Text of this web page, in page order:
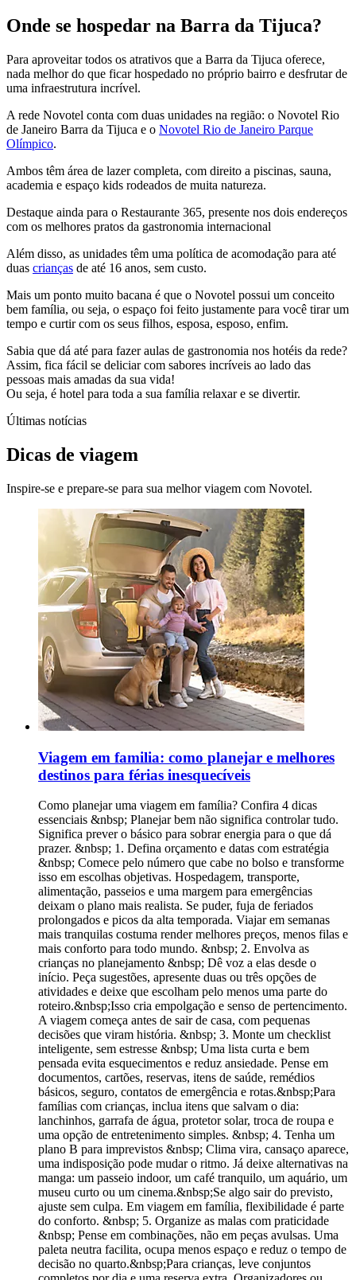
Onde se hospedar na Barra da Tijuca?
Para aproveitar todos os atrativos que a Barra da Tijuca oferece,
nada melhor do que ficar hospedado no próprio bairro e desfrutar de
uma infraestrutura incrível.
A rede Novotel conta com duas unidades na região: o Novotel Rio
de Janeiro Barra da Tijuca e o Novotel Rio de Janeiro Parque
Olímpico.
Ambos têm área de lazer completa, com direito a piscinas, sauna,
academia e espaço kids rodeados de muita natureza.
Destaque ainda para o Restaurante 365, presente nos dois endereços
com os melhores pratos da gastronomia internacional
Além disso, as unidades têm uma política de acomodação para até
duas crianças de até 16 anos, sem custo.
Mais um ponto muito bacana é que o Novotel possui um conceito
bem família, ou seja, o espaço foi feito justamente para você tirar um
tempo e curtir com os seus filhos, esposa, esposo, enfim.
Sabia que dá até para fazer aulas de gastronomia nos hotéis da rede?
Assim, fica fácil se deliciar com sabores incríveis ao lado das
pessoas mais amadas da sua vida!
Ou seja, é hotel para toda a sua família relaxar e se divertir.
Últimas notícias
Dicas de viagem
Inspire-se e prepare-se para sua melhor viagem com Novotel.
Viagem em familia: como planejar e melhores
destinos para férias inesquecíveis
Como planejar uma viagem em família? Confira 4 dicas
essenciais &nbsp; Planejar bem não significa controlar tudo.
Significa prever o básico para sobrar energia para o que dá
prazer. &nbsp; 1. Defina orçamento e datas com estratégia
&nbsp; Comece pelo número que cabe no bolso e transforme
isso em escolhas objetivas. Hospedagem, transporte,
alimentação, passeios e uma margem para emergências
deixam o plano mais realista. Se puder, fuja de feriados
prolongados e picos da alta temporada. Viajar em semanas
mais tranquilas costuma render melhores preços, menos filas e
mais conforto para todo mundo. &nbsp; 2. Envolva as
crianças no planejamento &nbsp; Dê voz a elas desde o
início. Peça sugestões, apresente duas ou três opções de
atividades e deixe que escolham pelo menos uma parte do
roteiro.&nbsp;Isso cria empolgação e senso de pertencimento.
A viagem começa antes de sair de casa, com pequenas
decisões que viram história. &nbsp; 3. Monte um checklist
inteligente, sem estresse &nbsp; Uma lista curta e bem
pensada evita esquecimentos e reduz ansiedade. Pense em
documentos, cartões, reservas, itens de saúde, remédios
básicos, seguro, contatos de emergência e rotas.&nbsp;Para
famílias com crianças, inclua itens que salvam o dia:
lanchinhos, garrafa de água, protetor solar, troca de roupa e
uma opção de entretenimento simples. &nbsp; 4. Tenha um
plano B para imprevistos &nbsp; Clima vira, cansaço aparece,
uma indisposição pode mudar o ritmo. Já deixe alternativas na
manga: um passeio indoor, um café tranquilo, um aquário, um
museu curto ou um cinema.&nbsp;Se algo sair do previsto,
ajuste sem culpa. Em viagem em família, flexibilidade é parte
do conforto. &nbsp; 5. Organize as malas com praticidade
&nbsp; Pense em combinações, não em peças avulsas. Uma
paleta neutra facilita, ocupa menos espaço e reduz o tempo de
decisão no quarto.&nbsp;Para crianças, leve conjuntos